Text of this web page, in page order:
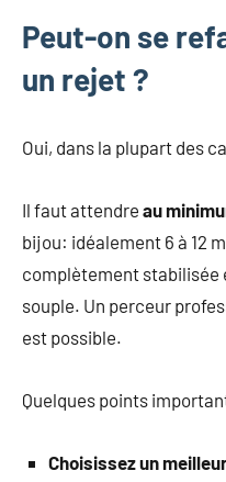
Peut-on se
un rejet ?
Oui, dans la plupart des
Il faut attendre au
bijou: idéalement 6 à 12
complètement stabilisée
souple. Un perceur
est possible.
Quelques points
Choisissez un